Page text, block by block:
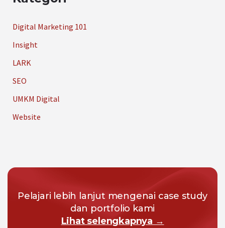
Digital Marketing 101
Insight
LARK
SEO
UMKM Digital
Website
Pelajari lebih lanjut mengenai case study
dan portfolio kami
Lihat selengkapnya →